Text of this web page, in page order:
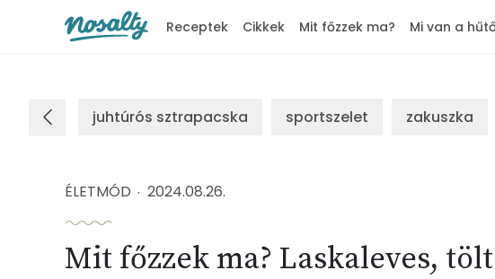
Receptek Cikkek Mit főzzek ma? Mi van a
juhtúrós sztrapacska sportszelet zakuszka
ÉLETMÓD 2024.08.26.
Mit főzzek ma? Laskaleves,